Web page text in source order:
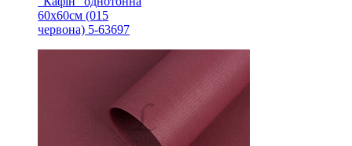
60х60см (015
червона) 5-63697